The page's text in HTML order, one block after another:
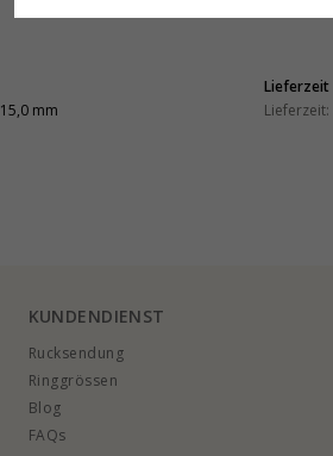
15,0 mm
Lieferzeit
Lieferzeit:
KUNDENDIENST
Rucksendung
Ringgrössen
Blog
FAQs